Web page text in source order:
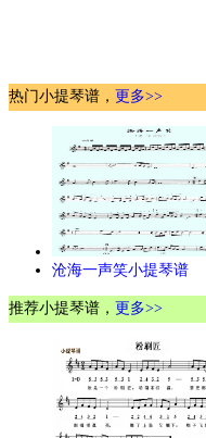
热门小提琴谱， 更多>>
沧海一声笑小提琴谱
推荐小提琴谱， 更多>>